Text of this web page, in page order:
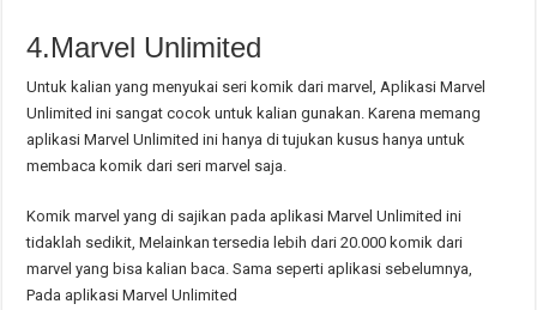
4.Marvel Unlimited
Untuk kalian yang menyukai seri komik dari marvel, Aplikasi Marvel
Unlimited ini sangat cocok untuk kalian gunakan. Karena memang
aplikasi Marvel Unlimited ini hanya di tujukan kusus hanya untuk
membaca komik dari seri marvel saja.
Komik marvel yang di sajikan pada aplikasi Marvel Unlimited ini
tidaklah sedikit, Melainkan tersedia lebih dari 20.000 komik dari
marvel yang bisa kalian baca. Sama seperti aplikasi sebelumnya,
Pada aplikasi Marvel Unlimited